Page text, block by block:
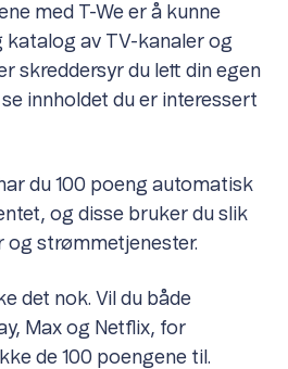
med T-We er å kunne
katalog av TV-kanaler og
skreddersyr du lett din egen
innholdet du er interessert
du 100 poeng automatisk
og disse bruker du slik
og strømmetjenester.
det nok. Vil du både
Max og Netflix, for
de 100 poengene til.